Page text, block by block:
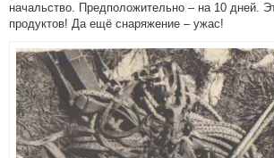
начальство. Предположительно – на 10 дней.
продуктов! Да ещё снаряжение – ужас!